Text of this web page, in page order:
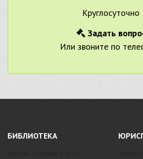
Круглосуточно
Задать
Или звоните по
БИБЛИОТЕКА